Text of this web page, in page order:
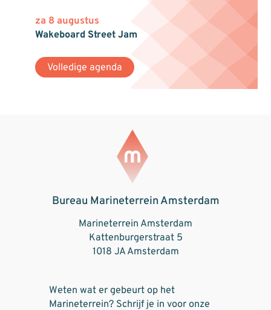
za 8 augustus
Wakeboard Street Jam
Volledige agenda
Bureau Marineterrein Amsterdam
Marineterrein Amsterdam
Kattenburgerstraat 5
1018 JA Amsterdam
Weten wat er gebeurt op het
Marineterrein? Schrijf je in voor onze